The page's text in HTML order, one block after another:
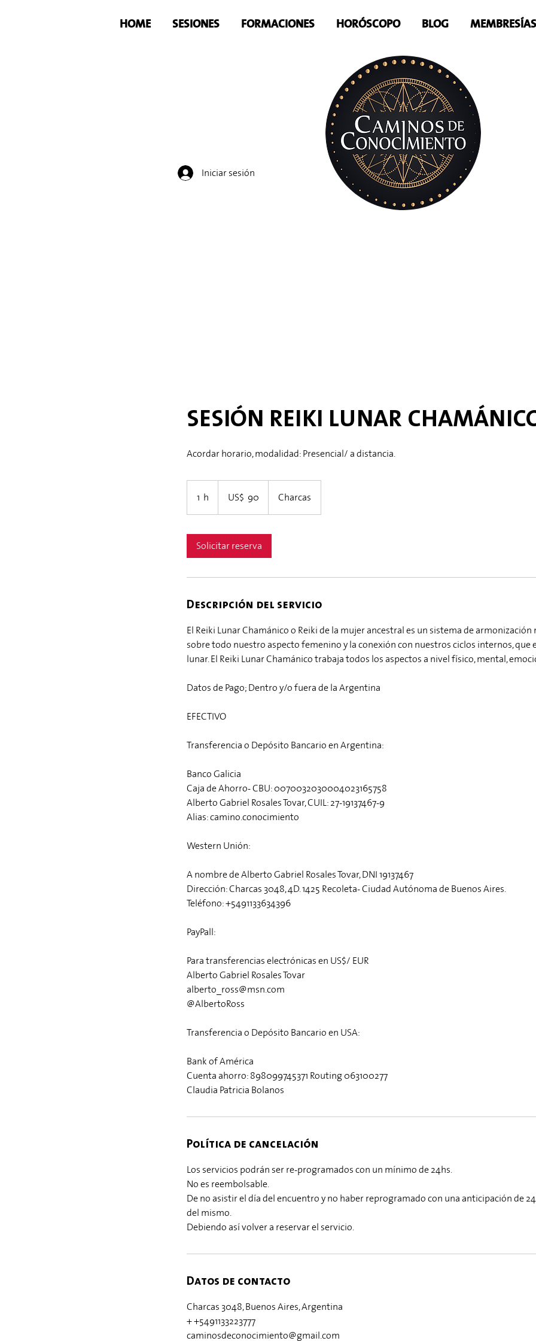
HOME SESIONES FORMACIONES HORÓSCOPO BLOG MEMBRESÍAS
Iniciar sesión
SESIÓN REIKI LUNAR
Acordar horario, modalidad: Presencial/ a distancia.
1 h
estadounidenses
US$ 90 Charcas
Solicitar reserva
Descripción del servicio
El Reiki Lunar Chamánico o Reiki de la mujer ancestral es un sistema de
sobre todo nuestro aspecto femenino y la conexión con nuestros ciclos internos, que
lunar. El Reiki Lunar Chamánico trabaja todos los aspectos a nivel físico, mental,
Datos de Pago; Dentro y/o fuera de la Argentina
EFECTIVO
Transferencia o Depósito Bancario en Argentina:
Banco Galicia
Caja de Ahorro- CBU: 0070032030004023165758
Alberto Gabriel Rosales Tovar, CUIL: 27-19137467-9
Alias: camino.conocimiento
Western Unión:
A nombre de Alberto Gabriel Rosales Tovar, DNI 19137467
Dirección: Charcas 3048, 4D. 1425 Recoleta- Ciudad Autónoma de Buenos Aires.
Teléfono: +5491133634396
PayPall:
Para transferencias electrónicas en US$/ EUR
Alberto Gabriel Rosales Tovar
alberto_ross@msn.com
@AlbertoRoss
Transferencia o Depósito Bancario en USA:
Bank of América
Cuenta ahorro: 898099745371 Routing 063100277
Claudia Patricia Bolanos
Política de cancelación
Los servicios podrán ser re-programados con un mínimo de 24hs.
No es reembolsable.
De no asistir el día del encuentro y no haber reprogramado con una anticipación de
del mismo.
Debiendo así volver a reservar el servicio.
Datos de contacto
Charcas 3048, Buenos Aires, Argentina
+ +5491133223777
caminosdeconocimiento@gmail.com